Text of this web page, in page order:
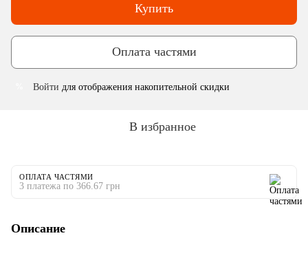
Купить
Оплата частями
Войти для отображения накопительной скидки
В избранное
ОПЛАТА ЧАСТЯМИ
3 платежа по 366.67 грн
Описание